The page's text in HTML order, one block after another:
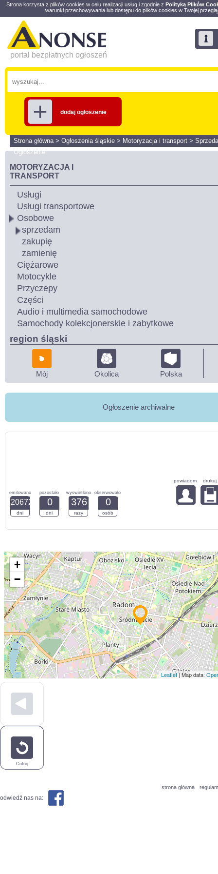
Strona korzysta z plików cookies w celu realizacji usług i zgodnie z Polityką Plików
warunki przechowywania lub dostępu do plików cookies w Twojej
portal bezpłatnych ogłoszeń
dodaj ogłoszenie
Strona główna> Ogłoszenia śląskie > Motoryzacja i transport >
Ogłoszenie
MOTORYZACJA I
TRANSPORT
Usługi
Usługi transportowe
Osobowe
sprzedam
zakupię
zamienię
Ciężarowe
Motocykle
Przyczepy
Części
Audio i multimedia samochodowe
Samochody kolekcjonerskie i zabytkowe
region śląski
Mój Okolica Polska
Ogłoszenie archiwalne
emitowano
20672
dni
pozostało
0
dni
wyswietlono
376
razy
obserwowało
0
osób
powiadom drukuj
+
−
Leaflet| Map data:
Cofnij
strona główna
odwiedź nas na: